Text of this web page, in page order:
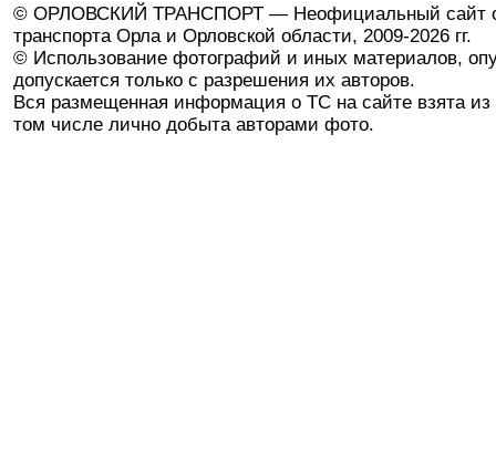
© ОРЛОВСКИЙ ТРАНСПОРТ — Неофициальный сайт
транспорта Орла и Орловской области, 2009-2026 гг.
© Использование фотографий и иных материалов,
допускается только с разрешения их авторов.
Вся размещенная информация о ТС на сайте взята из
том числе лично добыта авторами фото.